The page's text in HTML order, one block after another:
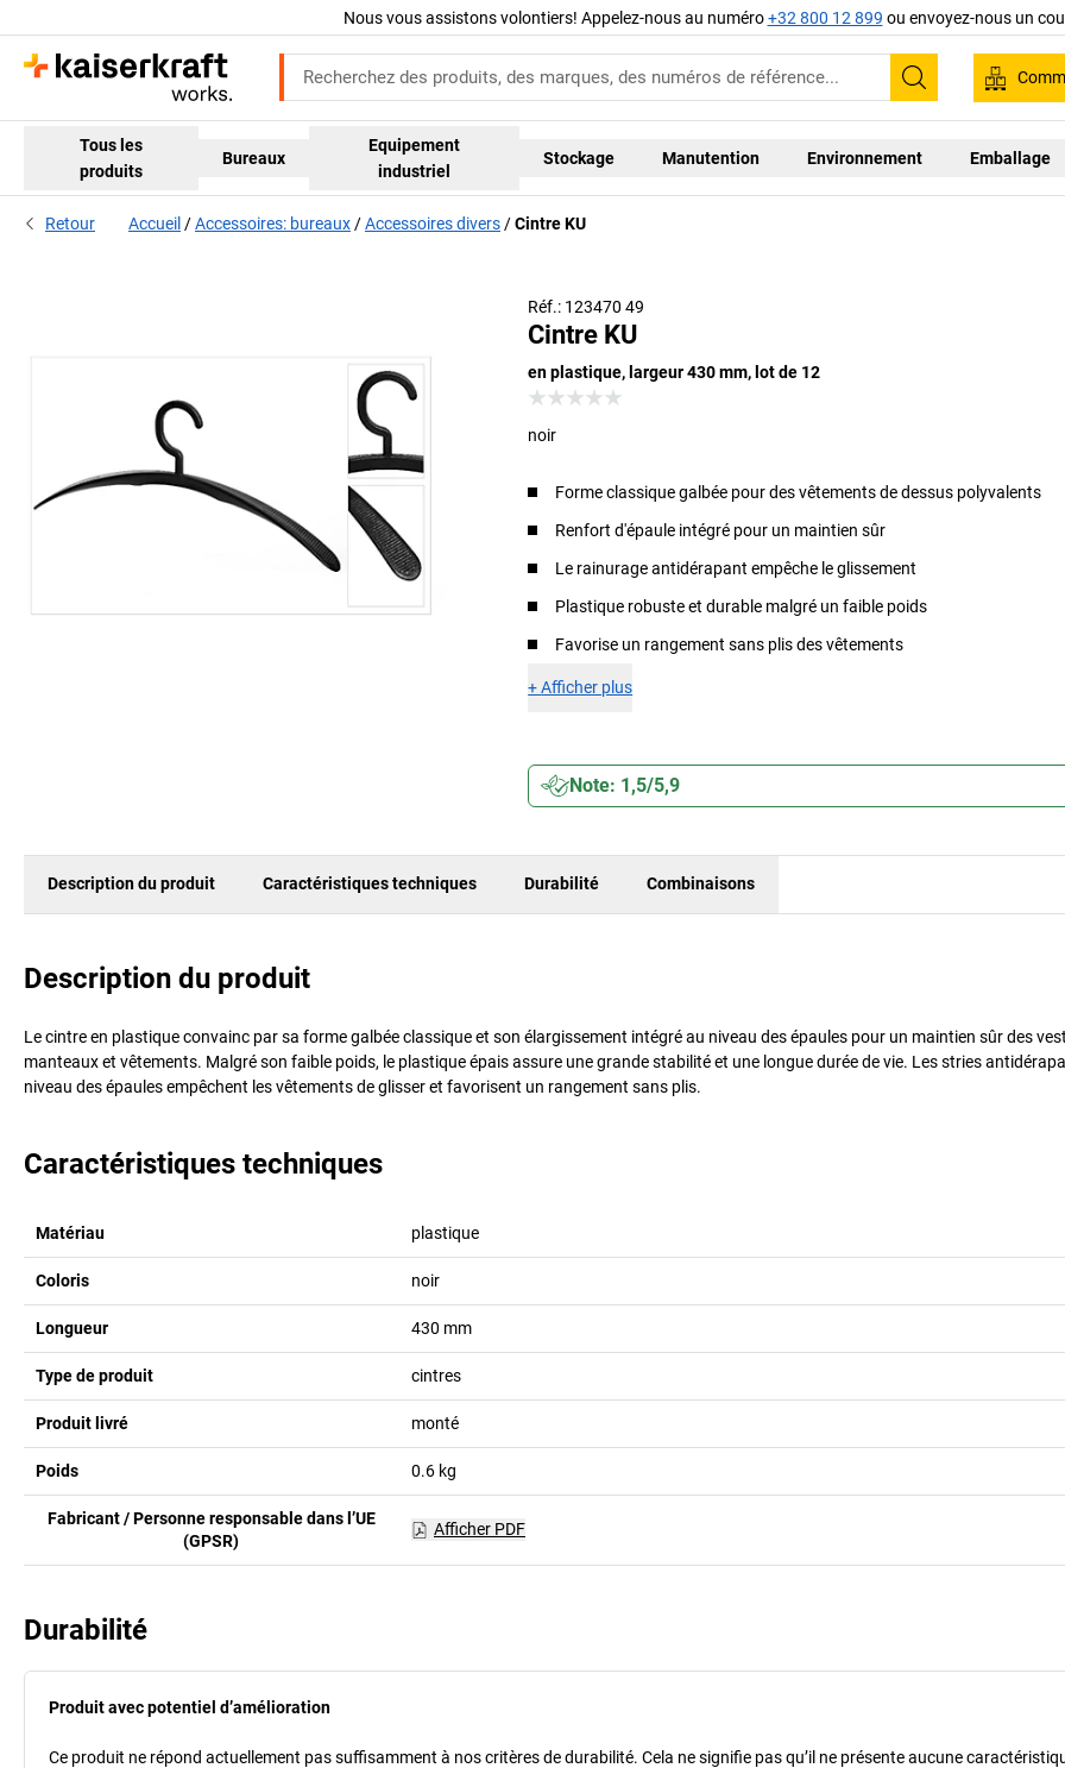
Nous vous assistons volontiers! Appelez-nous au numéro+32 800 12 899 ou envoyez-nous un
Recherche
Tous les
produits
Bureaux
Equipement
industriel
Stockage Manutention Environnement Emballage
Retour Accueil Accessoires: bureaux Accessoires divers Cintre KU
Réf.: 123470 49
Cintre KU
en plastique, largeur 430 mm, lot de 12
noir
Forme classique galbée pour des vêtements de dessus polyvalents
Renfort d'épaule intégré pour un maintien sûr
Le rainurage antidérapant empêche le glissement
Plastique robuste et durable malgré un faible poids
Favorise un rangement sans plis des vêtements
+Afficher plus
Note: 1,5/5,9
Description du produit Caractéristiques techniques Durabilité Combinaisons
Description du produit
Le cintre en plastique convainc par sa forme galbée classique et son élargissement intégré au niveau des épaules pour un maintien sûr des
manteaux et vêtements. Malgré son faible poids, le plastique épais assure une grande stabilité et une longue durée de vie. Les stries
niveau des épaules empêchent les vêtements de glisser et favorisent un rangement sans plis.
Caractéristiques techniques
Matériau plastique
Coloris noir
Longueur 430 mm
Type de produit cintres
Produit livré monté
Poids 0.6 kg
Fabricant / Personne responsable dans l’UE
(GPSR)
Afficher PDF
Durabilité
Produit avec potentiel d’amélioration
Ce produit ne répond actuellement pas suffisamment à nos critères de durabilité. Cela ne signifie pas qu’il ne présente aucune